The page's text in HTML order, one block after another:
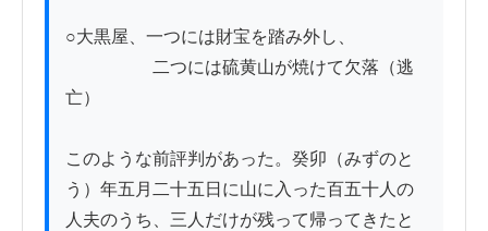
○大黒屋、一つには財宝を踏み外し、
二つには硫黄山が焼けて欠落（逃
亡）
このような前評判があった。癸卯（みずのと
う）年五月二十五日に山に入った百五十人の
人夫のうち、三人だけが残って帰ってきたと